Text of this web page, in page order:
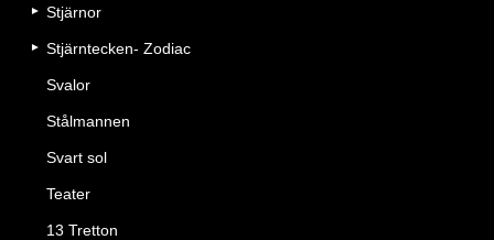
Stjärnor
Stjärntecken- Zodiac
Svalor
Stålmannen
Svart sol
Teater
13 Tretton